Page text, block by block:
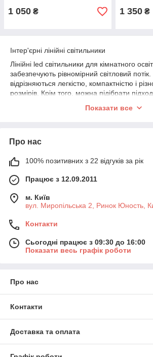
1 050 ₴ 1 350 ₴
Інтер'єрні лінійні світильники
Лінійні led світильники для кімнатного
забезпечують рівномірний світловий
відрізняються легкістю, компактністю і
розмірів. Крім того, можна підібрати
великих приміщеннях — виставкових
застосовують у сучасних дизайнерських
візуального розмежування зон в кімнаті і
- натяжних і підвісних стель;
- сходів, підлог, подіумів;
Показати все
Про нас
100% позитивних з 22 відгуків за рік
Працює з 12.09.2011
м. Київ
вул. Миропільська 2, Ринок Юность,
Контакти
Сьогодні працює з 09:30 до 16:00
Показати весь графік роботи
Про нас
Контакти
Доставка та оплата